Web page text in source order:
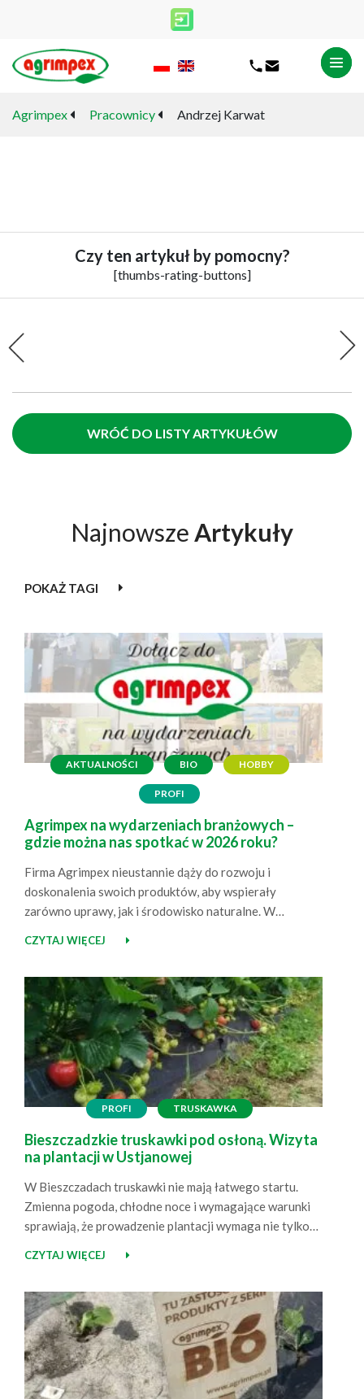
Agrimpex Pracownicy Andrzej Karwat
Czy ten artykuł by pomocny?
[thumbs-rating-buttons]
WRÓĆ DO LISTY ARTYKUŁÓW
Najnowsze Artykuły
POKAŻ TAGI
AKTUALNOŚCI BIO HOBBY
PROFI
Agrimpex na wydarzeniach branżowych –
gdzie można nas spotkać w 2026 roku?
Firma Agrimpex nieustannie dąży do rozwoju i
doskonalenia swoich produktów, aby wspierały
zarówno uprawy, jak i środowisko naturalne. W
różnorodnych wydarzeniach branżowych, takich jak
nie zwalniamy tempa i z radością informujemy, że w
nadchodzących miesiącach będzie można spotkać nas
na…
CZYTAJ WIĘCEJ
PROFI TRUSKAWKA
Bieszczadzkie truskawki pod osłoną. Wizyta
na plantacji w Ustjanowej
W Bieszczadach truskawki nie mają łatwego startu.
Zmienna pogoda, chłodne noce i wymagające warunki
sprawiają, że prowadzenie plantacji wymaga nie tylko
Odwiedziliśmy plantację w Ustjanowej, prowadzoną
rosną truskawki wspierane przez Agrimpex – od
ściółkowania roślin czarną agrowłókniną 50 g po…
CZYTAJ WIĘCEJ